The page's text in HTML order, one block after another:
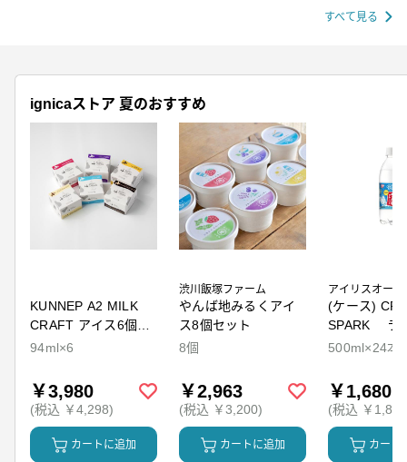
すべて見る
ignicaストア 夏のおすすめ
KUNNEP A2 MILK
CRAFT アイス6個セ
ット
94ml×6
￥3,980
(税込 ￥4,298)
カートに追加
渋川飯塚ファーム
やんば地みるくアイ
ス8個セット
8個
￥2,963
(税込 ￥3,200)
カートに追加
アイリスオーヤ
(ケース)
SPARK ラ
500ml×24本
￥1,680
(税込 ￥
カート